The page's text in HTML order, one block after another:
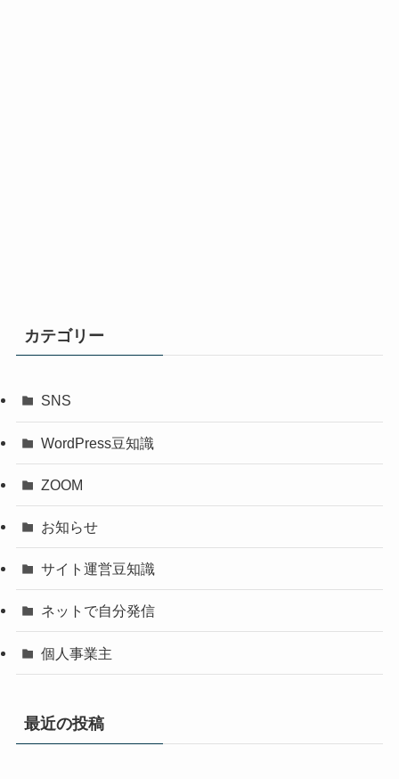
カテゴリー
SNS
WordPress豆知識
ZOOM
お知らせ
サイト運営豆知識
ネットで自分発信
個人事業主
最近の投稿